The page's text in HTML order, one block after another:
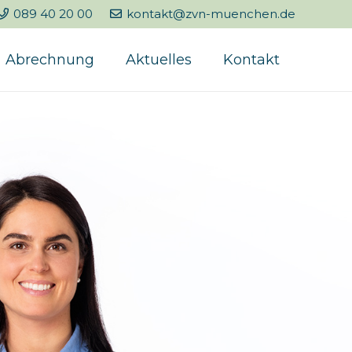
089 40 20 00 kontakt@zvn-muenchen.de
Abrechnung Aktuelles Kontakt